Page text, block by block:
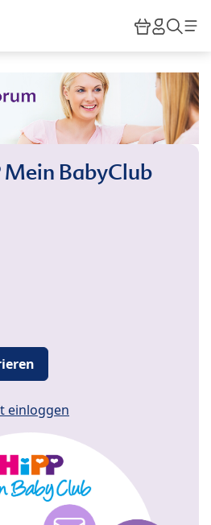
HiPP
Mein BabyClub
einloggen